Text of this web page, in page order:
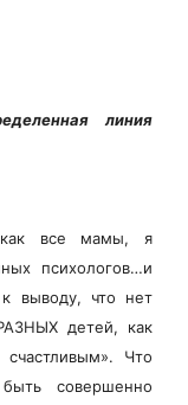
линия
как все мамы, я
психологов…и
выводу, что нет
детей, как
Что
совершенно